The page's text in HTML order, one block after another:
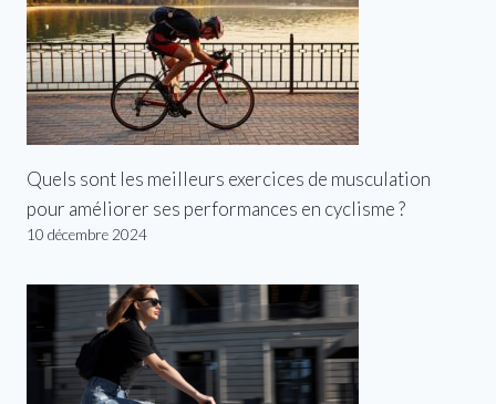
Quels sont les meilleurs exercices de musculation
pour améliorer ses performances en cyclisme ?
10 décembre 2024